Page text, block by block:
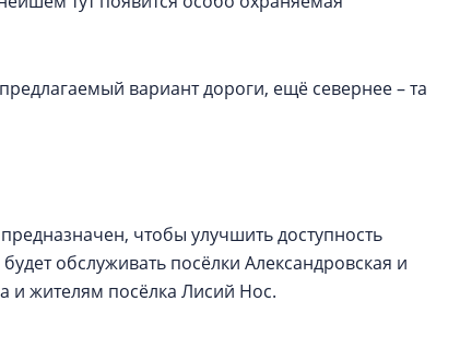
вариант дороги, ещё севернее – та
чтобы улучшить доступность
обслуживать посёлки Александровская и
и жителям посёлка Лисий Нос.